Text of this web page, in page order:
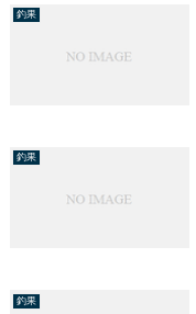
釣果
釣果
釣果